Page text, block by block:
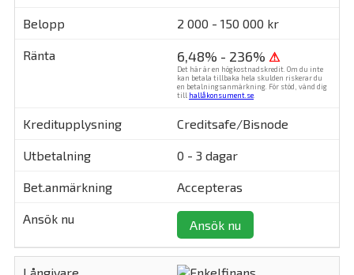
2 000 - 150 000 kr
6,48% - 236% ⚠
Det här är en högkostnadskredit. Om du inte
kan betala tillbaka hela skulden riskerar du
en betalningsanmärkning. För stöd, vänd dig
till hallåkonsument.se
Creditsafe/Bisnode
0 - 3 dagar
Accepteras
Ansök nu